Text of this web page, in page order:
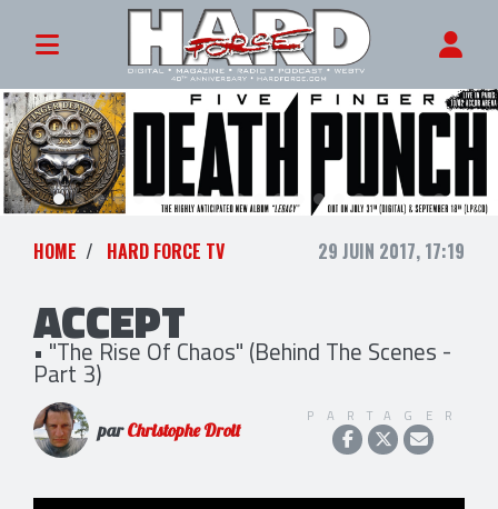
HOME HARD FORCE TV 29 JUIN 2017, 17:19
ACCEPT
• "The Rise Of Chaos" (Behind The Scenes -
Part 3)
parChristophe Droit
PARTAGER